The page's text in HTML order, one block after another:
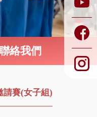
絡我們
請賽(女子組)